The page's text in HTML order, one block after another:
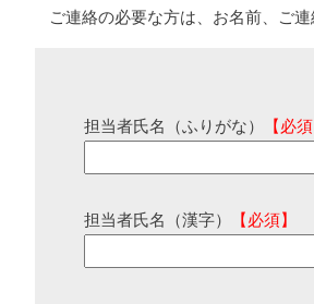
ご連絡の必要な方は、お名前、ご
担当者氏名（ふりがな） 【必須
担当者氏名（漢字） 【必須】